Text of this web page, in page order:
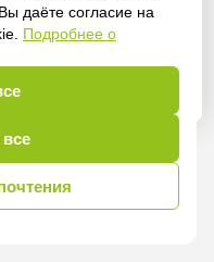
даёте согласие на
Подробнее о